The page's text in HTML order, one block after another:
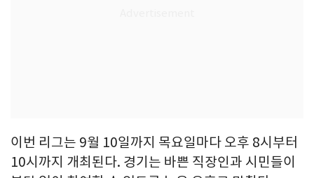
이번 리그는 9월 10일까지 목요일마다 오후 8시부터
10시까지 개최된다. 경기는 바쁜 직장인과 시민들이